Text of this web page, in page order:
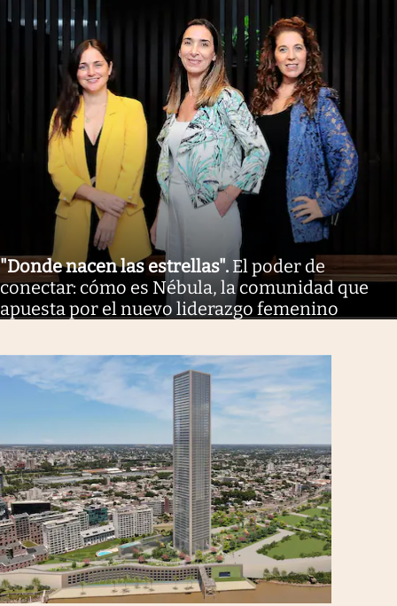
"Donde nacen las estrellas". El poder de
conectar: cómo es Nébula, la comunidad que
apuesta por el nuevo liderazgo femenino